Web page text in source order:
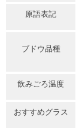
原語表記
ブドウ品種
飲みごろ温度
おすすめグラス